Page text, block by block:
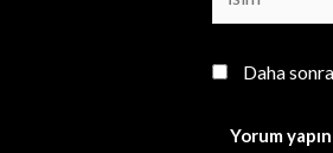
Daha